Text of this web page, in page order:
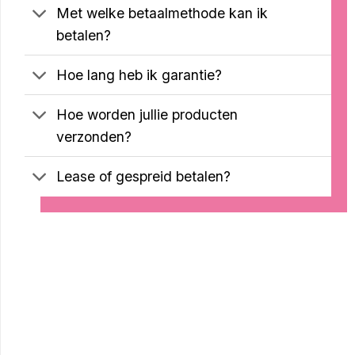
Met welke betaalmethode kan ik
betalen?
Hoe lang heb ik garantie?
Hoe worden jullie producten
verzonden?
Lease of gespreid betalen?